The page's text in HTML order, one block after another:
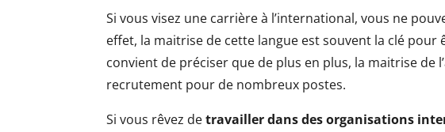
Si vous visez une carrière à l’international, vous ne
effet, la maitrise de cette langue est souvent la clé pour
convient de préciser que de plus en plus, la maitrise de
recrutement pour de nombreux postes.
Si vous rêvez detravailler dans des organisations